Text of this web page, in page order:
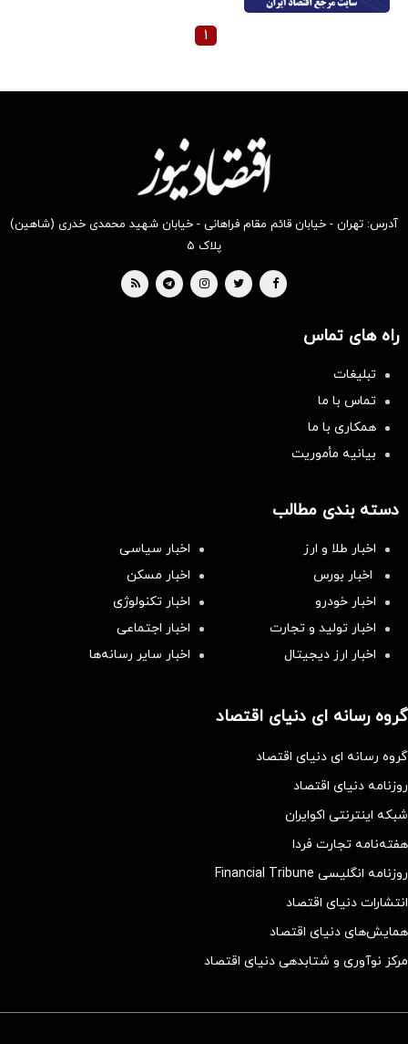
۱
آدرس: تهران - خیابان قائم مقام فراهانی - خیابان شهید محمدی خدری (شاهین)
پلاک ۵
راه های تماس
تبلیغات
تماس با ما
همکاری با ما
بیانیه مأموریت
دسته بندی مطالب
اخبار طلا و ارز
اخبار سیاسی
اخبار بورس
اخبار مسکن
اخبار خودرو
اخبار تکنولوژی
اخبار تولید و تجارت
اخبار اجتماعی
اخبار ارز دیجیتال
اخبار سایر رسانه‌‌ها
گروه رسانه ای دنیای اقتصاد
گروه رسانه ای دنیای اقتصاد
روزنامه دنیای اقتصاد
شبکه اینترنتی اکوایران
هفته‌نامه تجارت فردا
روزنامه انگلیسی Financial Tribune
انتشارات دنیای اقتصاد
همایش‌های دنیای اقتصاد
مرکز نوآوری و شتابدهی دنیای اقتصاد